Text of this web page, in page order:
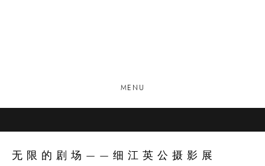
MENU
无限的剧场——细江英公摄影展